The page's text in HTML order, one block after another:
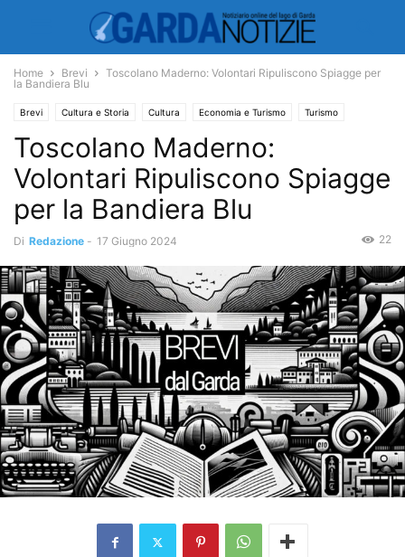
Home Brevi
Toscolano Maderno: Volontari Ripuliscono Spiagge per
la Bandiera Blu
Brevi Cultura e Storia Cultura Economia e Turismo Turismo
Toscolano Maderno:
Volontari Ripuliscono Spiagge
per la Bandiera Blu
Di Redazione - 17 Giugno 2024 22